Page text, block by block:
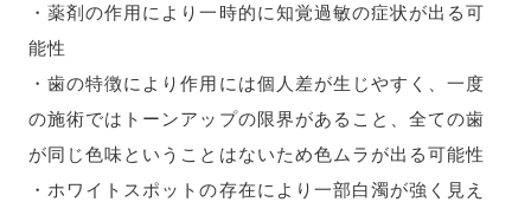
・薬剤の作用により一時的に知覚過敏の症状が出る可
能性
・歯の特徴により作用には個人差が生じやすく、一度
の施術ではトーンアップの限界があること、全ての歯
が同じ色味ということはないため色ムラが出る可能性
・ホワイトスポットの存在により一部白濁が強く見え